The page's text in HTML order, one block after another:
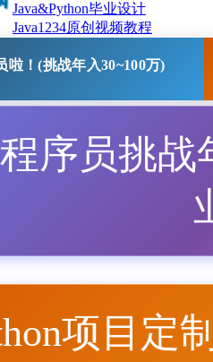
Java&Python毕业设计
Java1234原创视频教程
！(挑战年入30~100万)
序员挑战
项目定